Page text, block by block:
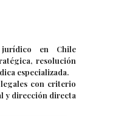
en Chile
resolución
especializada.
con criterio
y dirección directa